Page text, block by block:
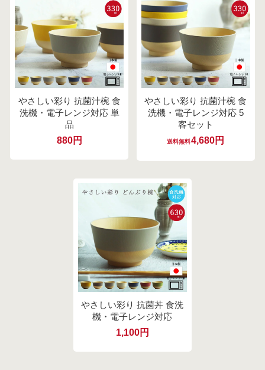
やさしい彩り 抗菌汁椀 食
洗機・電子レンジ対応 単
品
880円
やさしい彩り 抗菌汁椀 食
洗機・電子レンジ対応 5
客セット
送料無料4,680円
やさしい彩り 抗菌丼 食洗
機・電子レンジ対応
1,100円